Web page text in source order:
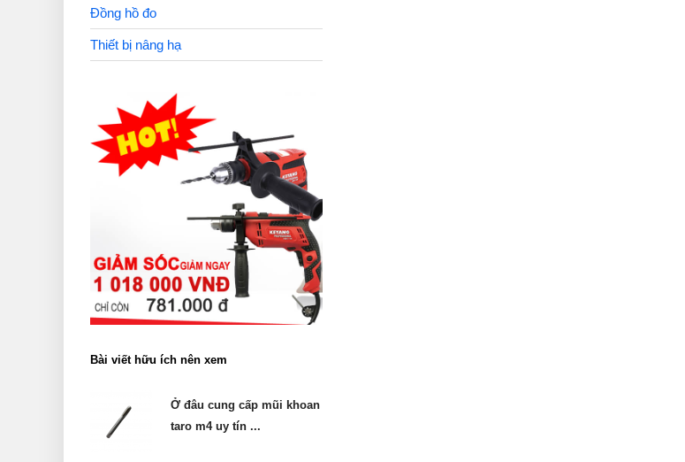
Đồng hồ đo
Thiết bị nâng hạ
Bài viết hữu ích nên xem
Ở đâu cung cấp mũi khoan
taro m4 uy tín ...